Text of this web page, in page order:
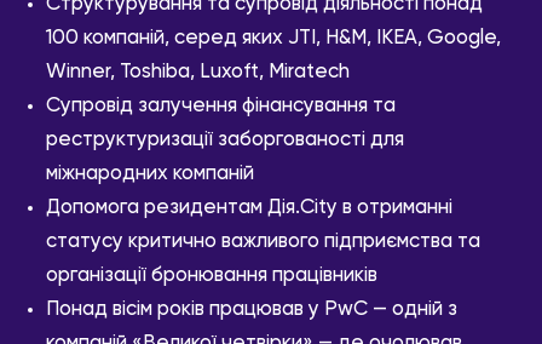
Структурування та супровід діяльності понад
100 компаній, серед яких JTI, H&M, IKEA, Google,
Winner, Toshiba, Luxoft, Miratech
Супровід залучення фінансування та
реструктуризації заборгованості для
міжнародних компаній
Допомога резидентам Дія.City в отриманні
статусу критично важливого підприємства та
організації бронювання працівників
Понад вісім років працював у PwC — одній з